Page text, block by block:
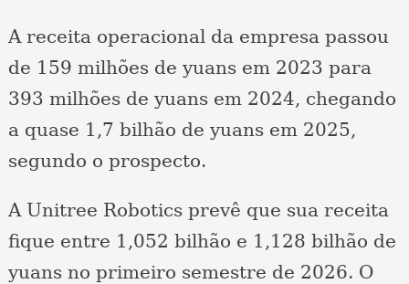
A receita operacional da empresa passou
de 159 milhões de yuans em 2023 para
393 milhões de yuans em 2024, chegando
a quase 1,7 bilhão de yuans em 2025,
segundo o prospecto.
A Unitree Robotics prevê que sua receita
fique entre 1,052 bilhão e 1,128 bilhão de
yuans no primeiro semestre de 2026. O